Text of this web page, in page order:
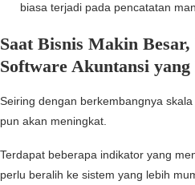
biasa terjadi pada pencatatan
Saat Bisnis Makin
Software Akuntansi
Seiring dengan berkembangnya
pun akan meningkat.
Terdapat beberapa indikator yang
perlu beralih ke sistem yang lebih